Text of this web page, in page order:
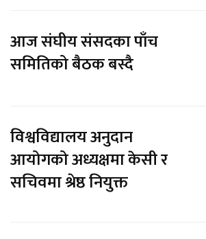
आज संघीय संसदका पाँच
समितिको बैठक बस्दै
विश्वविद्यालय अनुदान
आयोगको अध्यक्षमा केसी र
सचिवमा श्रेष्ठ नियुक्त